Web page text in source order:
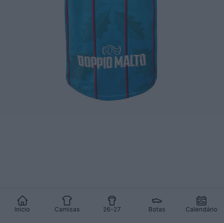
Início Camisas 26-27 Botas Calendário